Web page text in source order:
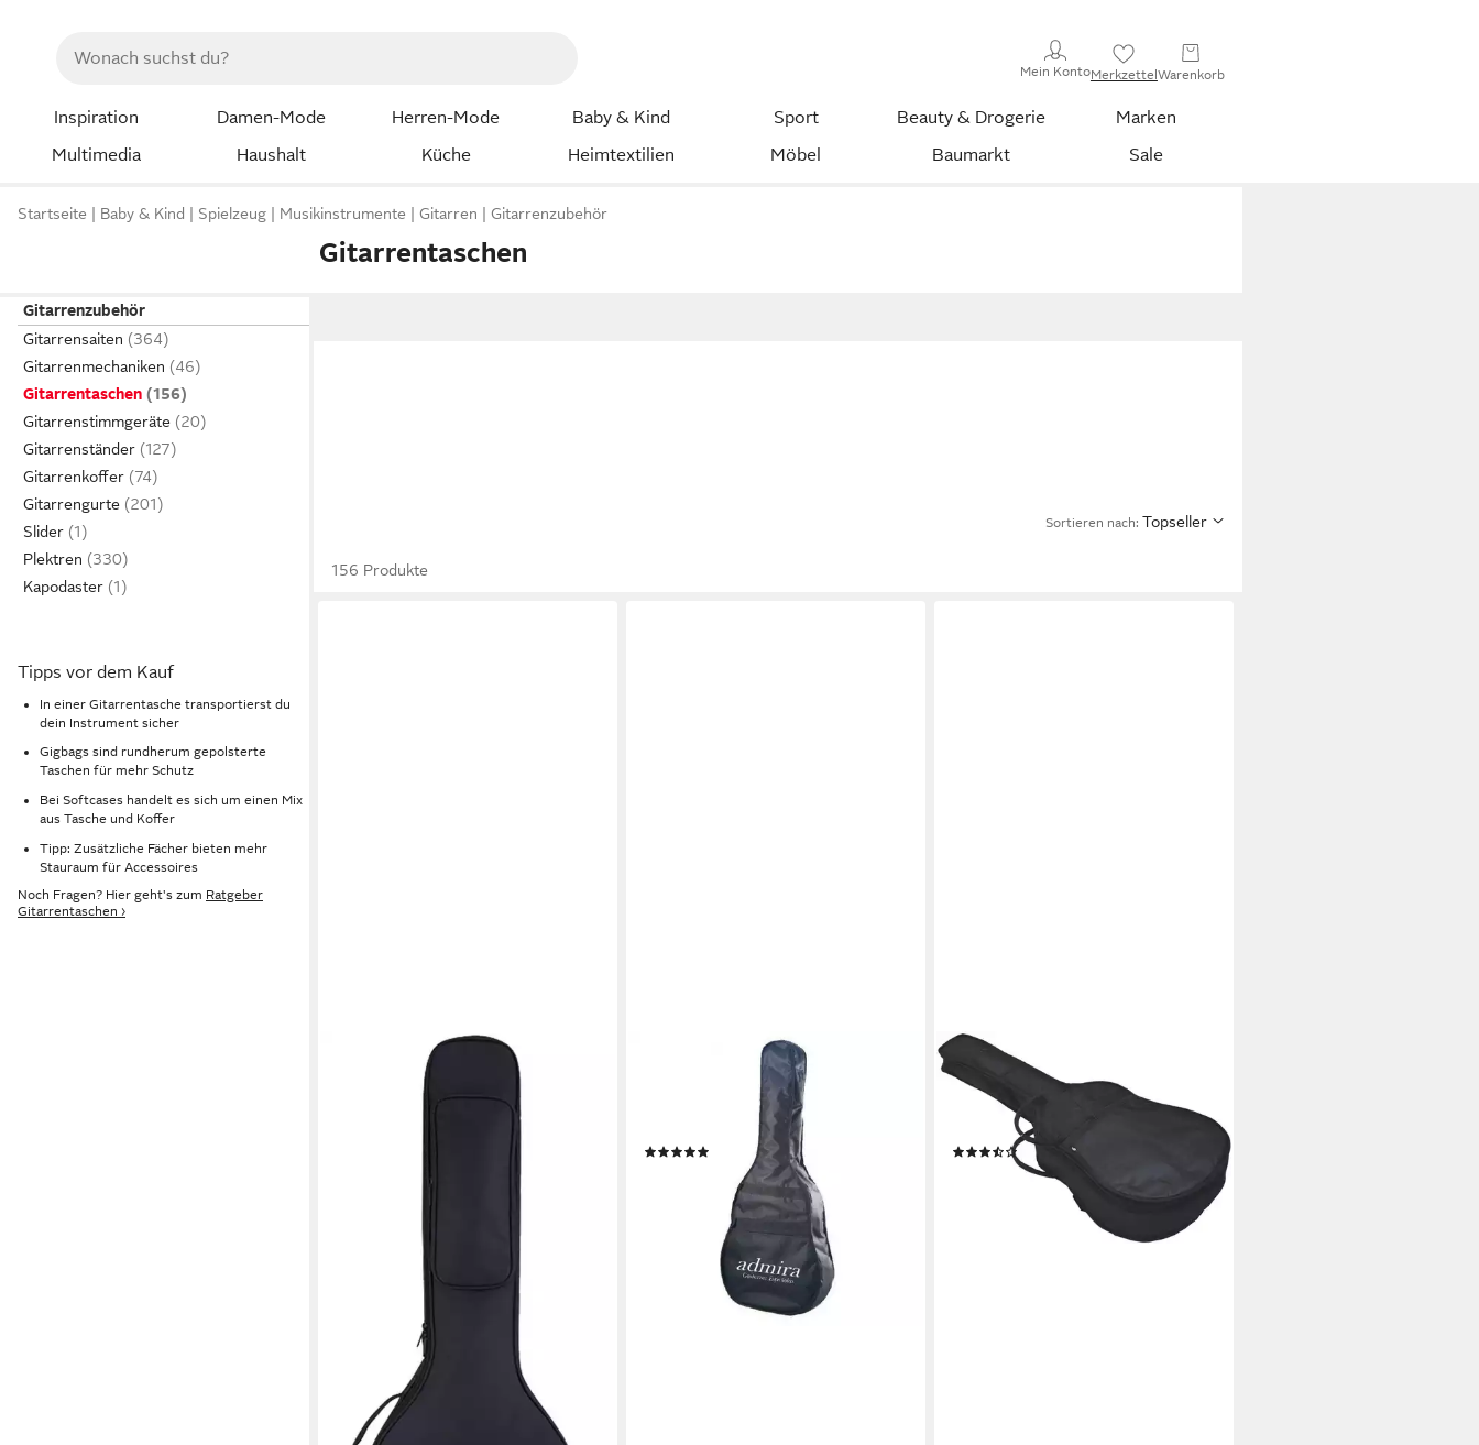
Mein KontoMerkzettelWarenkorb
Inspiration Damen-Mode Herren-Mode Baby & Kind Sport Beauty & Drogerie
Marken
Multimedia
Haushalt Küche Heimtextilien Möbel Baumarkt Sale
Startseite Baby & Kind Spielzeug Musikinstrumente Gitarren Gitarrenzubehör
Gitarrentaschen
Gitarrenzubehör
Gitarrensaiten
Gitarrenmechaniken
Gitarrentaschen
Gitarrenstimmgeräte
Gitarrenständer
Gitarrenkoffer
Gitarrengurte
Slider
Plektren
Kapodaster
Tipps vor dem Kauf
In einer Gitarrentasche transportierst du
dein Instrument sicher
Gigbags sind rundherum gepolsterte
Taschen für mehr Schutz
Bei Softcases handelt es sich um einen Mix
aus Tasche und Koffer
Tipp: Zusätzliche Fächer bieten mehr
Stauraum für Accessoires
Noch Fragen? Hier geht's zum Ratgeber
Gitarrentaschen ›
Sortieren nach: Topseller
156 Produkte
Gitarrentasche Admira
Gitarrentasche für 3/4
lieferbar - in 2-3 Werktagen bei dir
Gitarrentasche gefüttert, 10mm
Polsterung, Gigbag, verschiedene
Größen, schwarz
(3)
ab 14,99 €
lieferbar - in 2-3 Werktagen bei dir